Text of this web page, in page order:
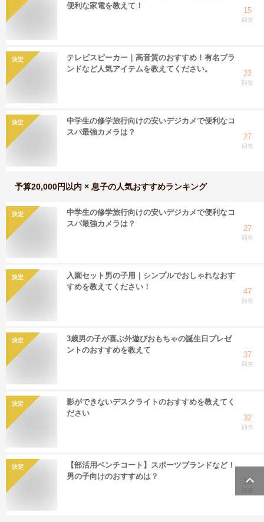
便利な家電を教えて！
15
回答
決定
テレビスピーカー｜高音質のおすすめ！有名ブラ
ンドなど人気アイテムを教えてください。
22
回答
決定
中学生の修学旅行向けの安いデジカメで便利なコ
スパ最強カメラは？
27
回答
予算20,000円以内 × 息子の人気おすすめランキング
決定
中学生の修学旅行向けの安いデジカメで便利なコ
スパ最強カメラは？
27
回答
決定
入園セット男の子用｜シンプルでおしゃれなおす
すめを教えてください！
47
回答
決定
3歳男の子が喜ぶ外遊びおもちゃの誕生日プレゼ
ントのおすすめを教えて
37
回答
決定
影ができないデスクライトのおすすめを教えてく
ださい
32
回答
決定
【部活用ベンチコート】スポーツブランドなど！
男の子向けのおすすめは？
12